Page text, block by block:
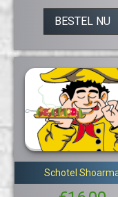
BESTEL NU
Schotel